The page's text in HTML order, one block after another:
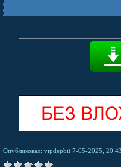
Опубликовал: vipdepbit 7-05-2025, 20:43